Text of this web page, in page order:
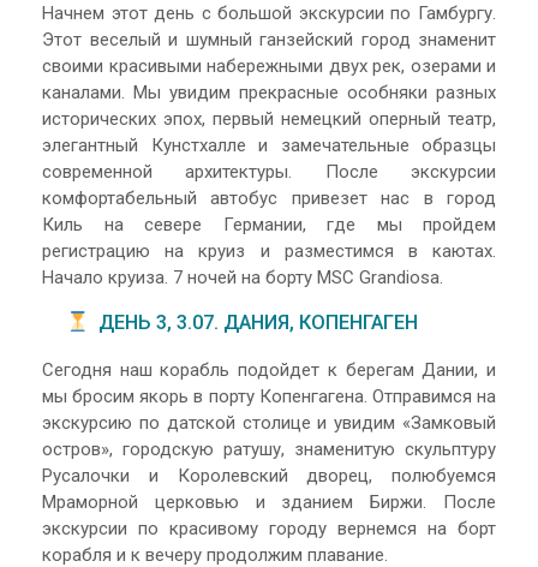
Начнем этот день с большой экскурсии по Гамбургу.
Этот веселый и шумный ганзейский город знаменит
своими красивыми набережными двух рек, озерами и
каналами. Мы увидим прекрасные особняки разных
исторических эпох, первый немецкий оперный театр,
элегантный Кунстхалле и замечательные образцы
современной архитектуры. После экскурсии
комфортабельный автобус привезет нас в город
Киль на севере Германии, где мы пройдем
регистрацию на круиз и разместимся в каютах.
Начало круиза. 7 ночей на борту MSC Grandiosa.
ДЕНЬ 3, 3.07. ДАНИЯ, КОПЕНГАГЕН
Сегодня наш корабль подойдет к берегам Дании, и
мы бросим якорь в порту Копенгагена. Отправимся на
экскурсию по датской столице и увидим «Замковый
остров», городскую ратушу, знаменитую скульптуру
Русалочки и Королевский дворец, полюбуемся
Мраморной церковью и зданием Биржи. После
экскурсии по красивому городу вернемся на борт
корабля и к вечеру продолжим плавание.